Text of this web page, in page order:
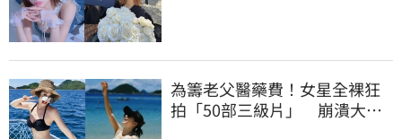
為籌老父醫藥費！女星全裸狂
拍「50部三級片」 崩潰大